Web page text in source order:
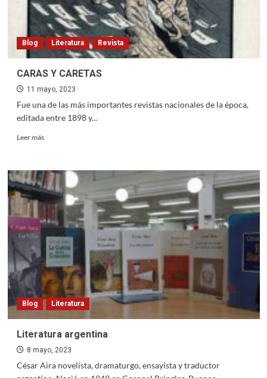
Blog Literatura Revista
CARAS Y CARETAS
11 mayo, 2023
Fue una de las más importantes revistas nacionales de la época,
editada entre 1898 y...
Leer másRead
CARAS
Y
CARETAS
Blog Literatura
Literatura argentina
8 mayo, 2023
César Aira novelista, dramaturgo, ensayista y traductor